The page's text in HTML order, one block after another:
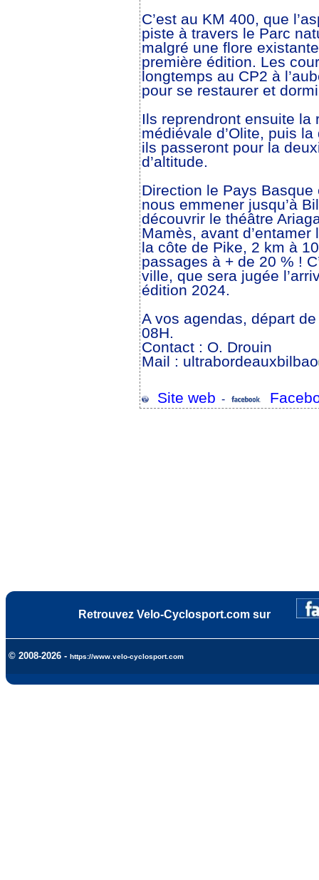
C’est au KM 400, que
piste à travers le Parc
malgré une flore
première édition. Les
longtemps au CP2 à
pour se restaurer et
Ils reprendront ensuite la
médiévale d’Olite, puis
ils passeront pour la
d’altitude.
Direction le Pays
nous emmener jusqu’à
découvrir le théâtre
Mamès, avant
la côte de Pike, 2 km à
passages à + de 20 % !
ville, que sera jugée
édition 2024.
A vos agendas, départ
08H.
Contact : O. Drouin
Mail : ultrabordeauxbilbao
Site web -
Retrouvez Velo-Cyclosport.com sur
© 2008-2026 - https://www.velo-cyclosport.com